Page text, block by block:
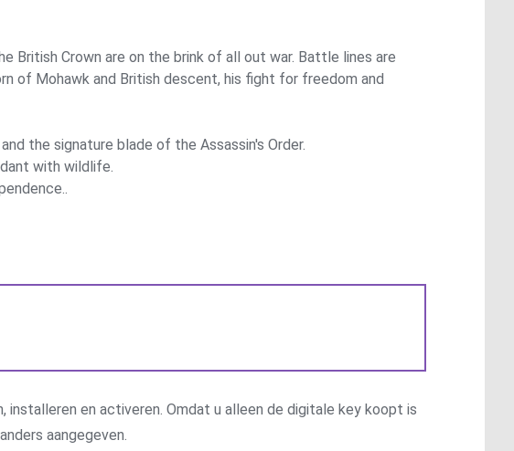
British Crown are on the brink of all out war. Battle lines are
of Mohawk and British descent, his fight for freedom and
the signature blade of the Assassin's Order.
with wildlife.
en activeren. Omdat u alleen de digitale key koopt is
aangegeven.